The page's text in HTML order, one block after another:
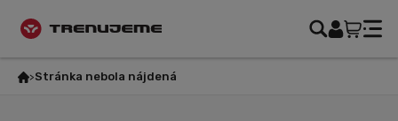
Stránka nebola nájdená